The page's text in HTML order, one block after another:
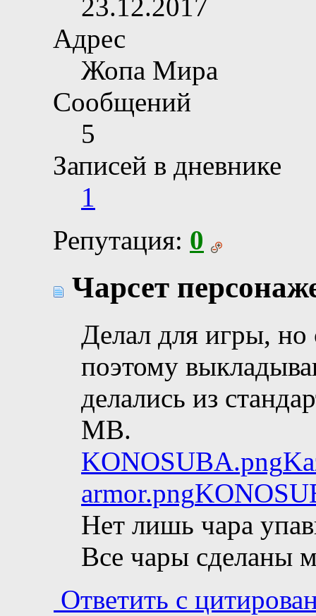
23.12.2017
Адрес
Жопа Мира
Сообщений
5
Записей в дневнике
1
Репутация: 0
Чарсет
Делал для игры, но
поэтому
делались из
МВ.
KONOSUBA.png
armor.png
Нет лишь чара
Все чары сделаны
Ответить с